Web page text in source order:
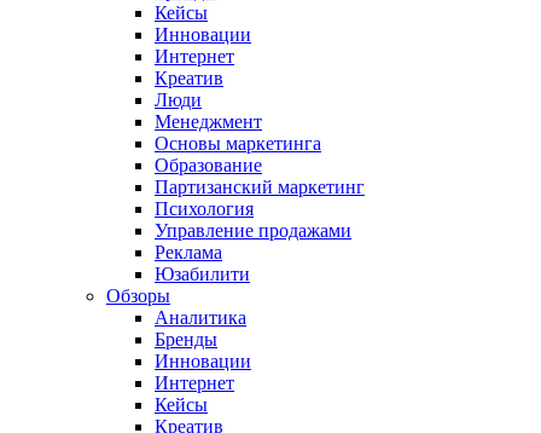
Кейсы
Инновации
Интернет
Креатив
Люди
Менеджмент
Основы маркетинга
Образование
Партизанский маркетинг
Психология
Управление продажами
Реклама
Юзабилити
Обзоры
Аналитика
Бренды
Инновации
Интернет
Кейсы
Креатив